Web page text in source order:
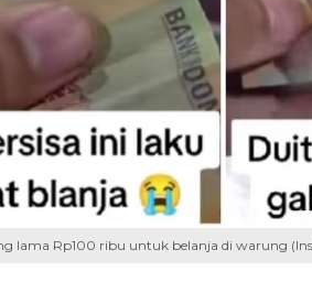
lama Rp100 ribu untuk belanja di warung